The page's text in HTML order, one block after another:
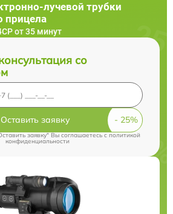
лучевой трубки
прицела
от 35 минут
со
Оставить заявку
заявку" Вы соглашаетесь cполитикой
конфиденциальности